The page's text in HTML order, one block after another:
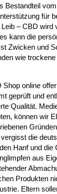
Bestandteil
für
– CBD wird
kann die
Zwicken und
wie trockene
online
geprüft und
Qualität.
können wir
die
Hanf und die
aus
Produkten
Eltern